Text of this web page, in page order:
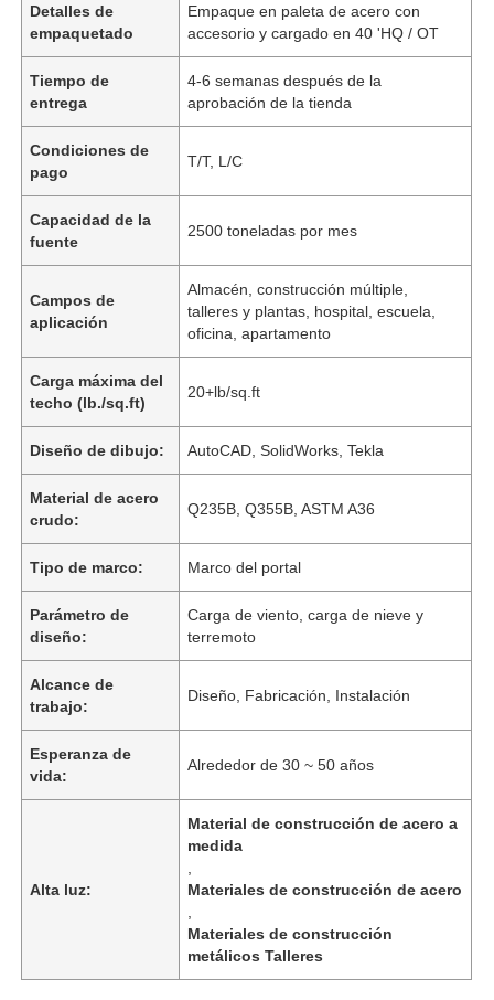
Detalles de
empaquetado
Empaque en paleta de acero con
accesorio y cargado en 40 'HQ / OT
Tiempo de
entrega
4-6 semanas después de la
aprobación de la tienda
Condiciones de
pago
T/T, L/C
Capacidad de la
fuente
2500 toneladas por mes
Campos de
aplicación
Almacén, construcción múltiple,
talleres y plantas, hospital, escuela,
oficina, apartamento
Carga máxima del
techo (lb./sq.ft)
20+lb/sq.ft
Diseño de dibujo: AutoCAD, SolidWorks, Tekla
Material de acero
crudo:
Q235B, Q355B, ASTM A36
Tipo de marco: Marco del portal
Parámetro de
diseño:
Carga de viento, carga de nieve y
terremoto
Alcance de
trabajo:
Diseño, Fabricación, Instalación
Esperanza de
vida:
Alrededor de 30 ~ 50 años
Alta luz:
Material de construcción de acero a
medida
Materiales de construcción de acero
Materiales de construcción
metálicos Talleres